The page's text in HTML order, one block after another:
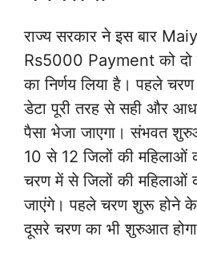
राज्य सरकार ने इस बार
Rs5000 Payment को दो
का निर्णय लिया है। पहले
डेटा पूरी तरह से सही और
पैसा भेजा जाएगा। संभवत
10 से 12 जिलों की महिलाओं
चरण में से जिलों की महिलाओं
जाएंगे। पहले चरण शुरू होने के
दूसरे चरण का भी शुरुआत